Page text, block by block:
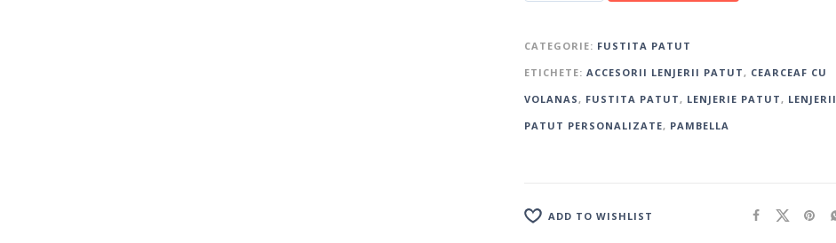
CATEGORIE: FUSTITA PATUT
ETICHETE: ACCESORII LENJERII PATUT , CEARCEAF CU
VOLANAS , FUSTITA PATUT , LENJERIE PATUT , LENJERII
PATUT PERSONALIZATE, PAMBELLA
ADD TO WISHLIST